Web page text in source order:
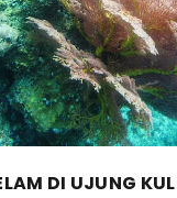
DI UJUNG